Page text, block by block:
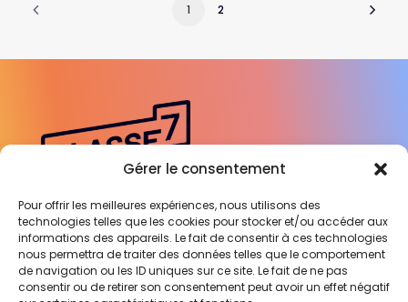
Gérer le consentement
Pour offrir les meilleures expériences, nous utilisons des
technologies telles que les cookies pour stocker et/ou accéder aux
informations des appareils. Le fait de consentir à ces technologies
nous permettra de traiter des données telles que le comportement
de navigation ou les ID uniques sur ce site. Le fait de ne pas
consentir ou de retirer son consentement peut avoir un effet négatif
1 2
Engagée auprès des Experts-
Comptables
pour révéler leur cabinet